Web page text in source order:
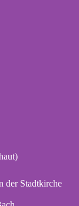
der Stadtkirche